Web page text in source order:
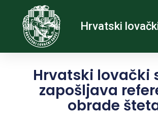
Hrvatski
Hrvatski lovački
zapošljava
obrade